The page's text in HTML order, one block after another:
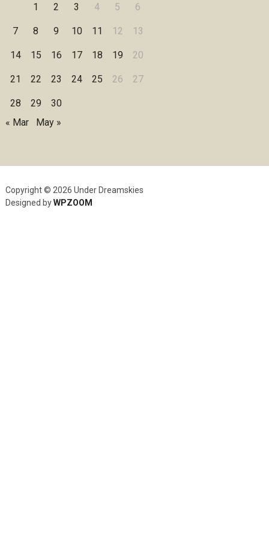
1 2 3 4 5 6
7 8 9 10 11 12 13
14 15 16 17 18 19 20
21 22 23 24 25 26 27
28 29
30
« Mar
May »
Copyright © 2026 Under Dreamskies
Designed byWPZOOM